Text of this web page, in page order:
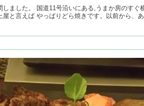
ました。 国道11号沿いにある,うまか房のす
屋と言えば やっぱりどら焼きです。以前から、